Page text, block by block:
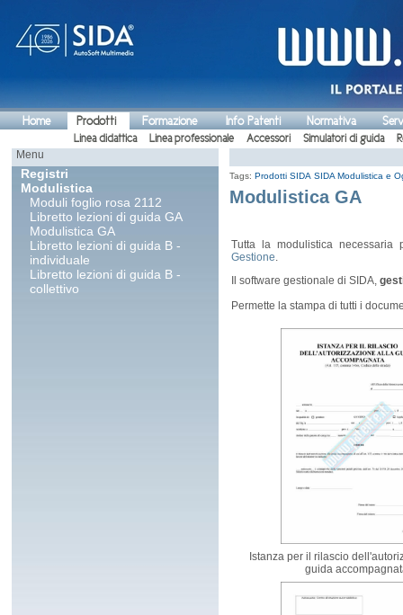
Home Prodotti Formazione Info Patenti Normativa
Linea didattica Linea professionale Accessori Simulatori di guida
Menu
Registri
Modulistica
Moduli foglio rosa 2112
Libretto lezioni di guida GA
Modulistica GA
Libretto lezioni di guida B -
individuale
Libretto lezioni di guida B -
collettivo
Tags: Prodotti SIDA SIDA Modulistica e
Modulistica GA
Tutta la modulistica
Gestione.
Il software gestionale di SIDA,
Permette la stampa di tutti i
Istanza per il rilascio
guida